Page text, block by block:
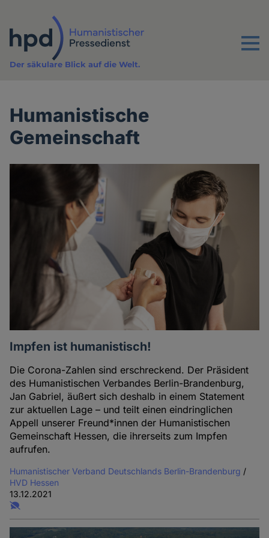
Inhalt
Menu
Der säkulare Blick auf die Welt.
Humanistische
Gemeinschaft
Impfen ist humanistisch!
Die Corona-Zahlen sind erschreckend. Der Präsident
des Humanistischen Verbandes Berlin-Brandenburg,
Jan Gabriel, äußert sich deshalb in einem Statement
zur aktuellen Lage – und teilt einen eindringlichen
Appell unserer Freund*innen der Humanistischen
Gemeinschaft Hessen, die ihrerseits zum Impfen
aufrufen.
Humanistischer Verband Deutschlands Berlin-Brandenburg /
HVD Hessen
13.12.2021